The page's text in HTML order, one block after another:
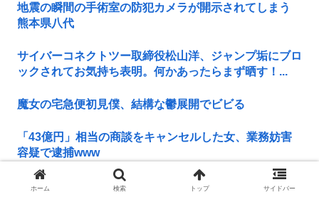
地震の瞬間の手術室の防犯カメラが開示されてしまう
熊本県八代
サイバーコネクトツー取締役松山洋、ジャンプ垢にブロ
ックされてお気持ち表明。何かあったらまず晒す！...
魔女の宅急便初見僕、結構な鬱展開でビビる
「43億円」相当の商談をキャンセルした女、業務妨害
容疑で逮捕www
保護者「修学旅行は無料化するべき。体験格差を放置す
ホーム 検索 トップ サイドバー